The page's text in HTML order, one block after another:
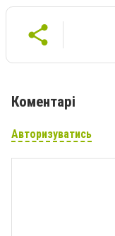
Коментарі
Авторизуватись